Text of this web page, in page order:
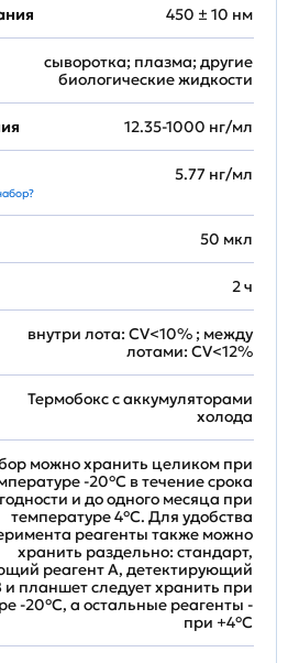
450 ± 10 нм
сыворотка; плазма; другие
биологические жидкости
12.35-1000 нг/мл
5.77 нг/мл
50 мкл
2 ч
внутри лота: CV<10% ; между
лотами: CV<12%
Термобокс с аккумуляторами
холода
можно хранить целиком при
-20°C в течение срока
годности и до одного месяца при
температуре 4°C. Для удобства
реагенты также можно
хранить раздельно: стандарт,
реагент A, детектирующий
и планшет следует хранить при
-20°C, а остальные реагенты -
при +4°С